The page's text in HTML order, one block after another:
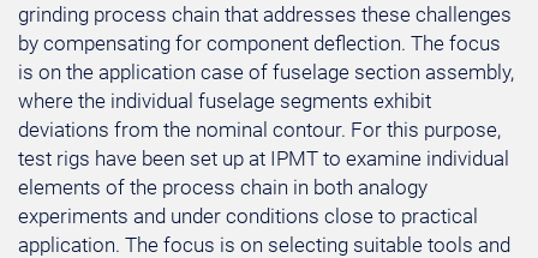
grinding process chain that addresses these challenges
by compensating for component deflection. The focus
is on the application case of fuselage section assembly,
where the individual fuselage segments exhibit
deviations from the nominal contour. For this purpose,
test rigs have been set up at IPMT to examine individual
elements of the process chain in both analogy
experiments and under conditions close to practical
application. The focus is on selecting suitable tools and